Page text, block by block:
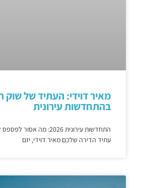
מאיר דוידי: העתיד של שוק
בהתחדשות עירונית
התחדשות עירונית 2026: מה
עתיד הדירה שלכם מאיר דוידי, יזם